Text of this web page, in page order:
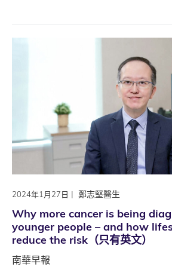
2024年1月27日 | 鄭志堅醫生
Why more cancer is being
younger people – and how
reduce the risk（只有英文）
南華早報